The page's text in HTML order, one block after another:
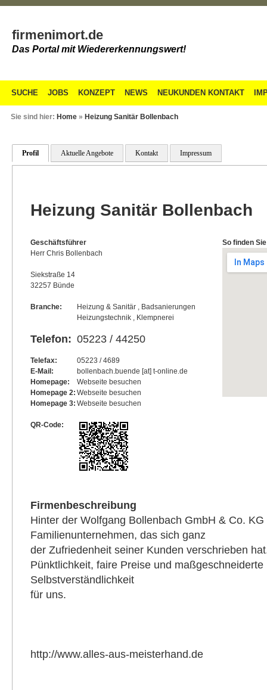
firmenimort.de
Das Portal mit Wiedererkennungswert!
SUCHE JOBS KONZEPT NEWS NEUKUNDEN KONTAKT
Sie sind hier: Home » Heizung Sanitär Bollenbach
Profil Aktuelle Angebote Kontakt Impressum
Heizung Sanitär Bollenbach
Geschäftsführer
Herr Chris Bollenbach
Siekstraße 14
32257 Bünde
Branche:
Heizung & Sanitär , Badsanierungen
Heizungstechnik , Klempnerei
Telefon: 05223 / 44250
Telefax:
05223 / 4689
E-Mail:
bollenbach.buende [at] t-online.de
Homepage:
Webseite besuchen
Homepage 2: Webseite besuchen
Homepage 3: Webseite besuchen
QR-Code:
So finden
Firmenbeschreibung
Hinter der Wolfgang Bollenbach GmbH & Co.
Familienunternehmen, das sich ganz
der Zufriedenheit seiner Kunden verschrieben
Pünktlichkeit, faire Preise und
Selbstverständlichkeit
für uns.
http://www.alles-aus-meisterhand.de